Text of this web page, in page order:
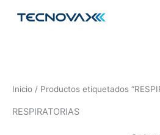
Inicio / Productos etiquetados
RESPIRATORIAS